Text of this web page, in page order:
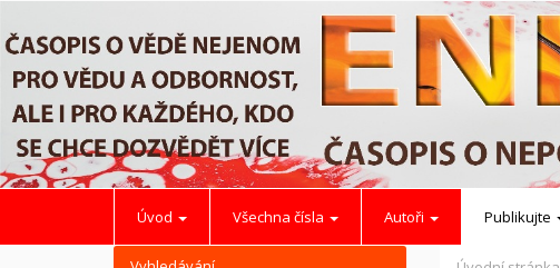
Úvod Všechna čísla Autoři Publikujte